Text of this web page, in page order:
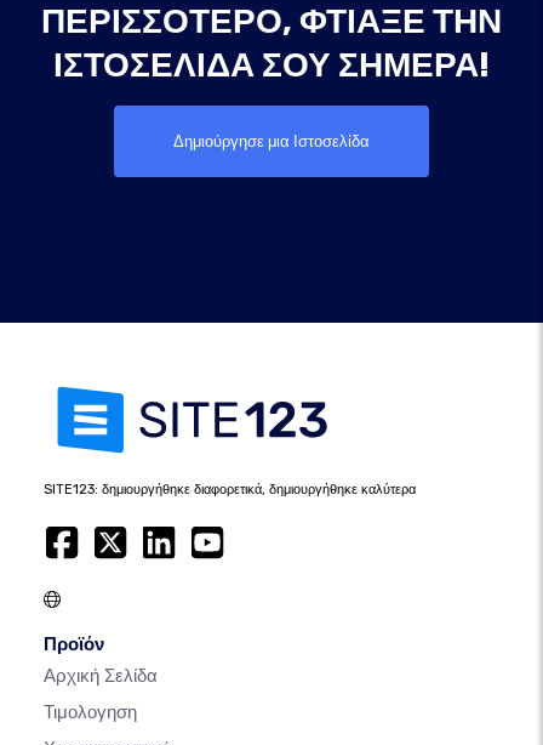
ΠΕΡΙΣΣΌΤΕΡΟ, ΦΤΙΆΞΕ ΤΗΝ
ΙΣΤΟΣΕΛΊΔΑ ΣΟΥ ΣΉΜΕΡΑ!
Δημιούργησε μια Ιστοσελίδα
SITE123: δημιουργήθηκε διαφορετικά, δημιουργήθηκε καλύτερα
Προϊόν
Αρχική Σελίδα
Τιμολογηση